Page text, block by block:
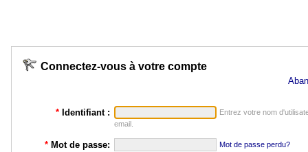
Connectez-vous à votre compte
* Identifiant :
Entrez votre nom
email.
* Mot de passe: Mot de passe perdu?